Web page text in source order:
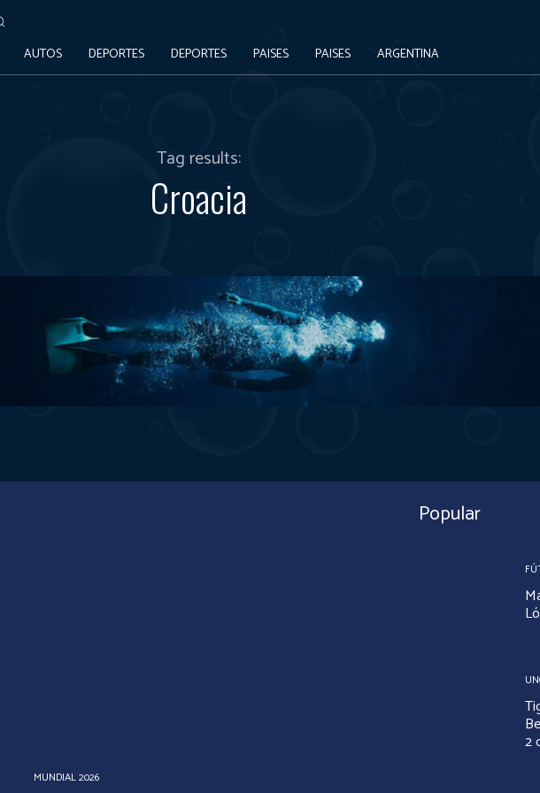
AUTOS DEPORTES DEPORTES PAISES PAISES ARGENTINA
Tag results:
Croacia
MUNDIAL 2026
Popular
2